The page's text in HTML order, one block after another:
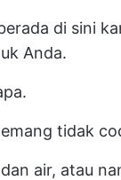
di sini
Anda.
tidak
air, atau